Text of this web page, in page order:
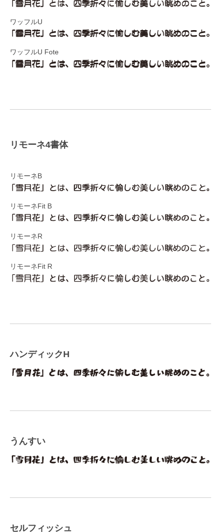
ワッフルU
ワッフルU Fote
リモーネ4書体
リモーネB
リモーネFit B
リモーネR
リモーネFit R
ハンディックH
うんすい
セルフィッシュ